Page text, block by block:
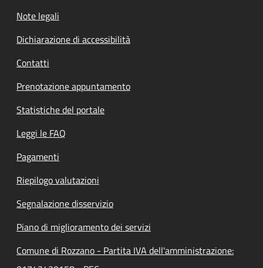
Note legali
Dichiarazione di accessibilità
Contatti
Prenotazione appuntamento
Statistiche del portale
Leggi le FAQ
Pagamenti
Riepilogo valutazioni
Segnalazione disservizio
Piano di miglioramento dei servizi
Comune di Rozzano - Partita IVA dell'amministrazione: